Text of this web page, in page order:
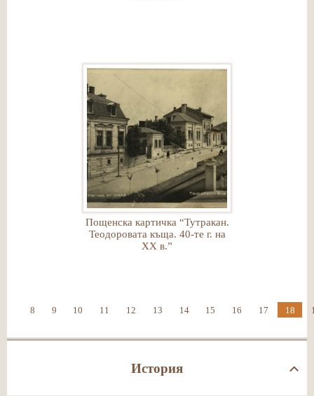
Пощенска картичка “Тутракан.
Теодоровата къща. 40-те г. на
ХХ в.”
8 9 10 11 12 13 14 15 16 17 18
История